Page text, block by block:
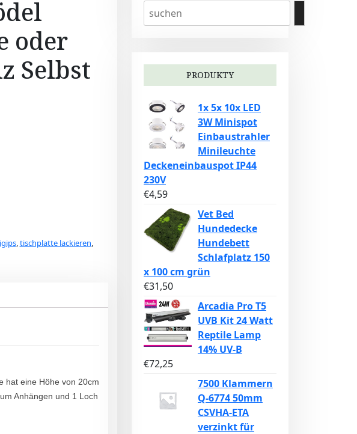
oder
Selbst
,tischplatte lackieren,
hat eine Höhe von 20cm
Anhängen und 1 Loch
PRODUKTY
1x 5x 10x LED
3W Minispot
Einbaustrahler
Minileuchte
Deckeneinbauspot IP44
230V
€4,59
Vet Bed
Hundedecke
Hundebett
Schlafplatz 150
x 100 cm grün
€31,50
Arcadia Pro T5
UVB Kit 24 Watt
Reptile Lamp
14% UV-B
€72,25
7500 Klammern
Q-6774 50mm
CSVHA-ETA
verzinkt für